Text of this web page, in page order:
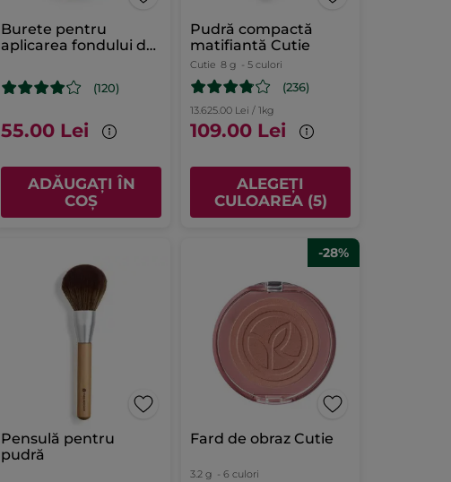
Burete pentru
aplicarea fondului de
(120)
55.00 Lei
ADĂUGAȚI ÎN
COȘ
Pudră compactă
matifiantă Cutie
Cutie 8 g - 5 culori
(236)
13.625.00 Lei / 1kg
109.00 Lei
ALEGEȚI
CULOAREA (5)
Pensulă pentru
pudră
-28%
Fard de obraz Cutie
3.2 g - 6 culori